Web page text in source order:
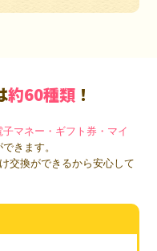
約60種類 ！
子マネー・ギフト券・マイ
きます。
交換ができるから安心して